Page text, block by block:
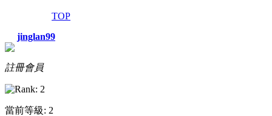
TOP
jinglan99
註冊會員
當前等級: 2